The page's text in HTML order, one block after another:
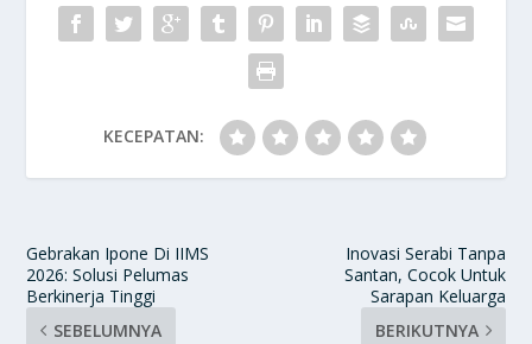
KECEPATAN:
Gebrakan Ipone Di IIMS
2026: Solusi Pelumas
Berkinerja Tinggi
SEBELUMNYA
Inovasi Serabi Tanpa
Santan, Cocok Untuk
Sarapan Keluarga
BERIKUTNYA